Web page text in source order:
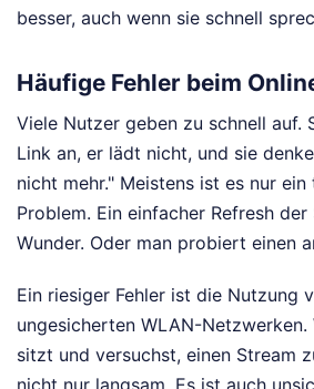
besser, auch wenn sie schnell
Häufige Fehler beim
Viele Nutzer geben zu schnell auf.
Link an, er lädt nicht, und sie
nicht mehr." Meistens ist es nur
Problem. Ein einfacher Refresh
Wunder. Oder man probiert einen
Ein riesiger Fehler ist die Nutzung
ungesicherten WLAN-Netzwerken.
sitzt und versuchst, einen Stream